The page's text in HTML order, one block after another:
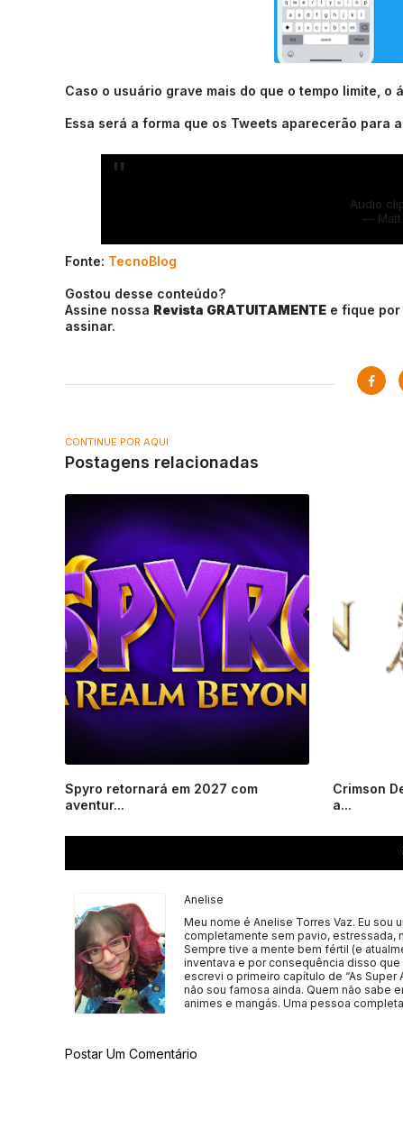
Caso o usuário grave mais do que o tempo limite,
Essa será a forma que os Tweets aparecerão para
Audio
— Matt
Fonte: TecnoBlog
Gostou desse conteúdo?
Assine nossa Revista GRATUITAMENTE e fique
assinar.
CONTINUE POR AQUI
Postagens relacionadas
Spyro retornará em 2027 com
aventur...
Crimson
a...
Anelise
Meu nome é Anelise Torres Vaz. Eu sou
completamente sem pavio, estressada,
Sempre tive a mente bem fértil (e
inventava e por consequência disso que
escrevi o primeiro capítulo de “As Super
não sou famosa ainda. Quem não sabe
animes e mangás. Uma pessoa
Postar Um Comentário